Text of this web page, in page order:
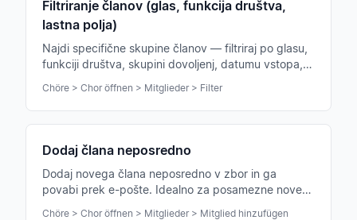
Filtriranje članov (glas, funkcija društva,
lastna polja)
Najdi specifične skupine članov — filtriraj po glasu,
funkciji društva, skupini dovoljenj, datumu vstopa,
Chöre > Chor öffnen > Mitglieder > Filter
Dodaj člana neposredno
Dodaj novega člana neposredno v zbor in ga
povabi prek e-pošte. Idealno za posamezne nove
Chöre > Chor öffnen > Mitglieder > Mitglied hinzufügen